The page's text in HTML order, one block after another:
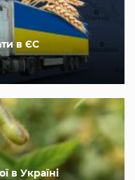
в ЄС
в Україні